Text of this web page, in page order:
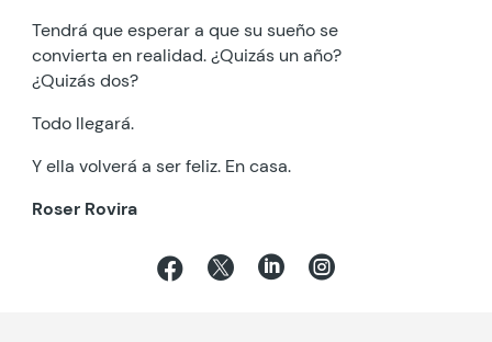
Tendrá que esperar a que su sueño se
convierta en realidad. ¿Quizás un año?
¿Quizás dos?
Todo llegará.
Y ella volverá a ser feliz. En casa.
Roser Rovira
   